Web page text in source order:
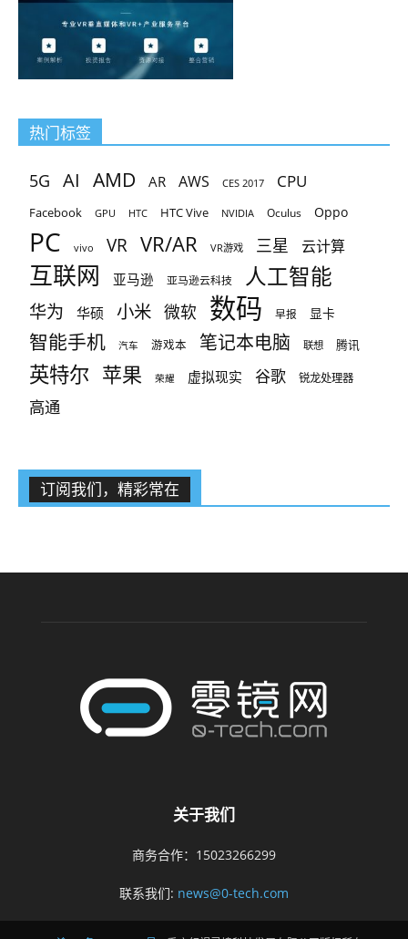
热门标签
5G AI AMD AR AWS CES 2017 CPU
Facebook GPU HTC HTC Vive NVIDIA Oculus Oppo
PC vivo VR VR/AR VR游戏 三星 云计算
互联网 亚马逊 亚马逊云科技 人工智能
华为 华硕 小米 微软 数码 早报 显卡
智能手机 汽车 游戏本 笔记本电脑 联想 腾讯
英特尔 苹果 荣耀 虚拟现实 谷歌 锐龙处理器
高通
订阅我们，精彩常在
关于我们
商务合作：15023266299
联系我们: news@0-tech.com